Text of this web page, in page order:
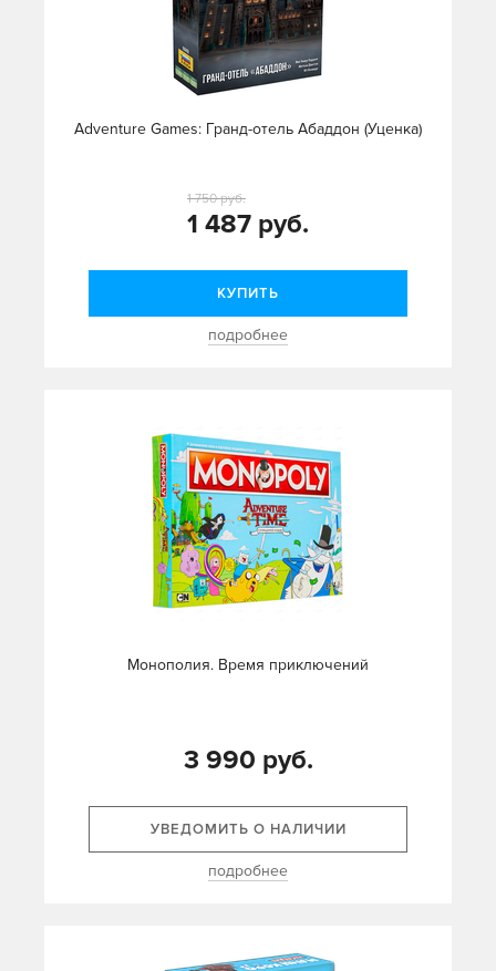
Adventure Games: Гранд-отель Абаддон (Уценка)
1 487 руб.
1 750 руб.
КУПИТЬ
подробнее
Монополия. Время приключений
3 990 руб.
УВЕДОМИТЬ О НАЛИЧИИ
подробнее